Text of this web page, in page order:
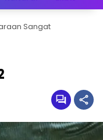
Sangat